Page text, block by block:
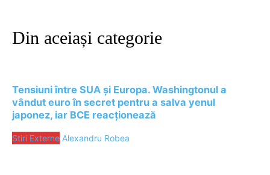
Din aceiași categorie
Tensiuni între SUA și Europa. Washingtonul a
vândut euro în secret pentru a salva yenul
japonez, iar BCE reacționează
Stiri Externe Alexandru Robea